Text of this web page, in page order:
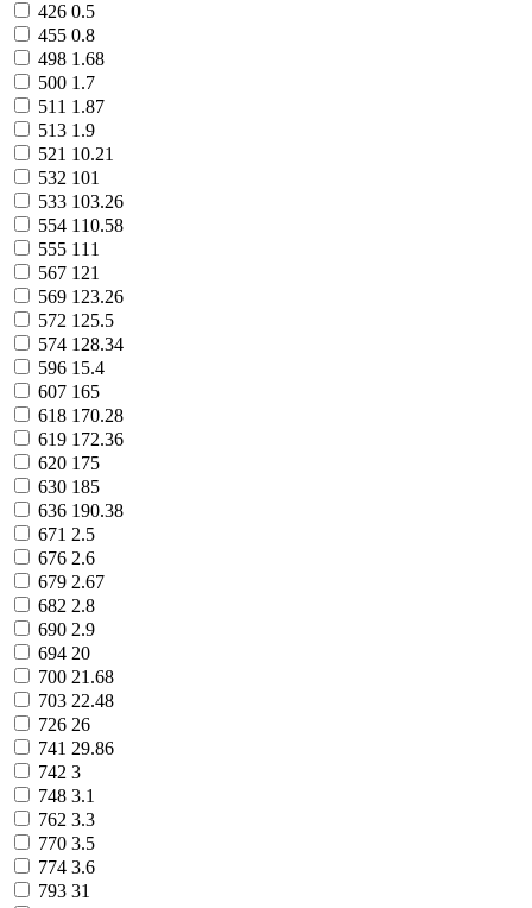
426 0.5
455 0.8
498 1.68
500 1.7
511 1.87
513 1.9
521 10.21
532 101
533 103.26
554 110.58
555 111
567 121
569 123.26
572 125.5
574 128.34
596 15.4
607 165
618 170.28
619 172.36
620 175
630 185
636 190.38
671 2.5
676 2.6
679 2.67
682 2.8
690 2.9
694 20
700 21.68
703 22.48
726 26
741 29.86
742 3
748 3.1
762 3.3
770 3.5
774 3.6
793 31